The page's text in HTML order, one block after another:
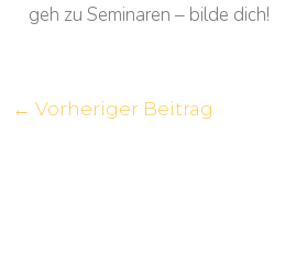
geh zu Seminaren – bilde dich!
← Vorheriger Beitrag